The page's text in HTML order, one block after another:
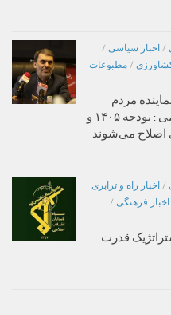
/ اخبار سیاسی /
/ مطبوعات
مردم
تربت حیدریه در مجلس شورای اسلامی : بودجه ۱۴۰۵ و
اصلاح می‌شوند
/ اخبار راه و ترابری
اخبار فرهنگی /
قدرت